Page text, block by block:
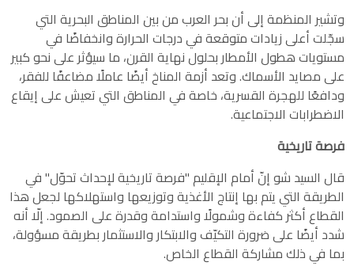
وتشير المنظمة إلى أن بحر العرب من بين المناطق البحرية التي
سجّلت أعلى زيادات متوقعة في درجات الحرارة وانخفاضًا في
مستويات هطول الأمطار بحلول نهاية القرن، ما سيؤثر على نحو كبير
على مصايد الأسماك. وتعد أزمة المناخ أيضًا عاملًا مضاعفًا للفقر،
ودافعًا للهجرة القسرية، خاصة في المناطق التي تعيش على إيقاع
الاضطرابات الاجتماعية.
فرصة تاريخية
قال السيد شو إنّ أمام الإقليم "فرصة تاريخية لإحداث تحوّل" في
الطريقة التي يتم بها إنتاج الأغذية وتوزيعها واستهلاكها لجعل هذا
القطاع أكثر كفاءة وشمولًا واستدامة وقدرة على الصمود. إلّا أنه
شدد أيضًا على ضرورة التكيّف والابتكار والاستثمار بطريقة مسؤولة،
بما في ذلك مشاركة القطاع الخاص.